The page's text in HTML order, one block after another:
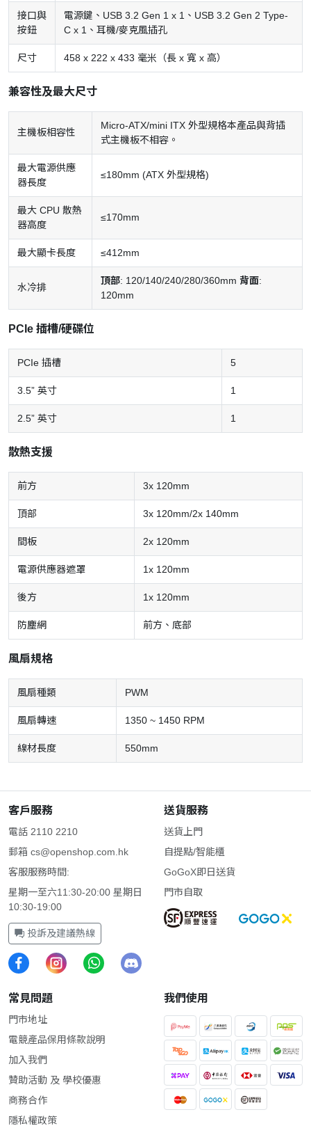
接口與
按鈕
電源鍵、USB 3.2 Gen 1 x 1、USB 3.2 Gen 2 Type-
C x 1、耳機/麥克風插孔
尺寸 458 x 222 x 433 毫米（長 x 寬 x 高）
兼容性及最大尺寸
主機板相容性
Micro-ATX/mini ITX 外型規格本產品與背插
式主機板不相容。
最大電源供應
器長度
≤180mm (ATX 外型規格)
最大 CPU 散熱
器高度
≤170mm
最大顯卡長度 ≤412mm
水冷排
頂部: 120/140/240/280/360mm 背面:
120mm
PCIe 插槽/硬碟位
PCIe 插槽 5
3.5” 英寸 1
2.5” 英寸 1
散熱支援
前方 3x 120mm
頂部 3x 120mm/2x 140mm
間板 2x 120mm
電源供應器遮罩 1x 120mm
後方 1x 120mm
防塵網 前方、底部
風扇規格
風扇種類 PWM
風扇轉速 1350 ~ 1450 RPM
線材長度 550mm
客戶服務
電話 2110 2210
郵箱 cs@openshop.com.hk
客服服務時間:
星期一至六11:30-20:00 星期日
10:30-19:00
投訴及建議熱線
送貨服務
送貨上門
自提點/智能櫃
GoGoX即日送貨
門市自取
常見問題
門市地址
電競產品保用條款說明
加入我們
贊助活動 及 學校優惠
商務合作
隱私權政策
我們使用